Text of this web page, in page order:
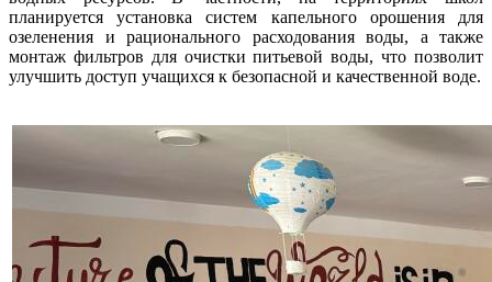
планируется установка систем капельного орошения для
озеленения и рационального расходования воды, а также
монтаж фильтров для очистки питьевой воды, что позволит
улучшить доступ учащихся к безопасной и качественной воде.